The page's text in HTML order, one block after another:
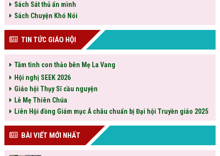
Sách Sát thủ ẩn mình
Sách Chuyện Khó Nói
TIN TỨC GIÁO HỘI
Tâm tình con thảo bên Mẹ La Vang
Hội nghị SEEK 2026
Giáo hội Thụy Sĩ cầu nguyện
Lễ Mẹ Thiên Chúa
Liên Hội đồng Giám mục Á châu chuẩn bị Đại hội Truyền giáo 2025
BÀI VIẾT MỚI NHẤT